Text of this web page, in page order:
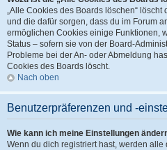
„Alle Cookies des Boards löschen“
und die dafür sorgen, dass du im Forum
ermöglichen Cookies einige Funktionen,
Status – sofern sie von der Board-
Probleme bei der An- oder Abmeldung
Cookies des Boards löscht.
Nach oben
Benutzerpräferenzen und -
Wie kann ich meine Einstellungen
Wenn du dich registriert hast, werden